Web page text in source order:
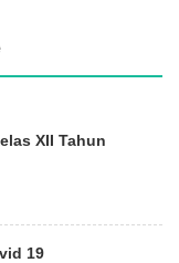
XII Tahun
19